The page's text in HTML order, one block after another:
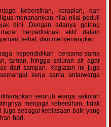
kebersihan, kerapian, dan
menanamkan nilai-nilai peduli
dini. Dengan adanya gotong
berpartisipasi aktif dalam
sehat, dan menyenangkan.
kependidikan bersama-sama
taman, hingga saluran air agar
dari sampah. Kegiatan ini juga
kerja sama antarwarga
seluruh warga sekolah
menjaga kebersihan, tidak
juga sebagai kebiasaan baik yang
hari.